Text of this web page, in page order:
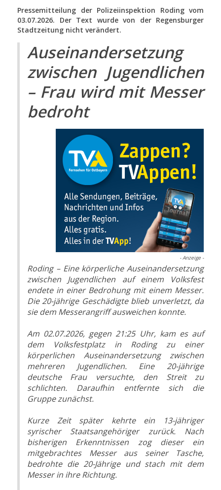
Pressemitteilung der Polizeiinspektion Roding vom
03.07.2026. Der Text wurde von der Regensburger
Stadtzeitung nicht verändert.
Auseinandersetzung
zwischen Jugendlichen
– Frau wird mit Messer
bedroht
- Anzeige -
Roding – Eine körperliche Auseinandersetzung
zwischen Jugendlichen auf einem Volksfest
endete in einer Bedrohung mit einem Messer.
Die 20-jährige Geschädigte blieb unverletzt, da
sie dem Messerangriff ausweichen konnte.
Am 02.07.2026, gegen 21:25 Uhr, kam es auf
dem Volksfestplatz in Roding zu einer
körperlichen Auseinandersetzung zwischen
mehreren Jugendlichen. Eine 20-jährige
deutsche Frau versuchte, den Streit zu
schlichten. Daraufhin entfernte sich die
Gruppe zunächst.
Kurze Zeit später kehrte ein 13-jähriger
syrischer Staatsangehöriger zurück. Nach
bisherigen Erkenntnissen zog dieser ein
mitgebrachtes Messer aus seiner Tasche,
bedrohte die 20-Jährige und stach mit dem
Messer in ihre Richtung.